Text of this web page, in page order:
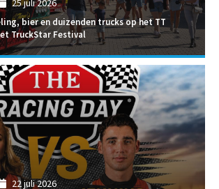
25 juli 2026
bier en duizenden trucks op het TT
TruckStar Festival
22 juli 2026